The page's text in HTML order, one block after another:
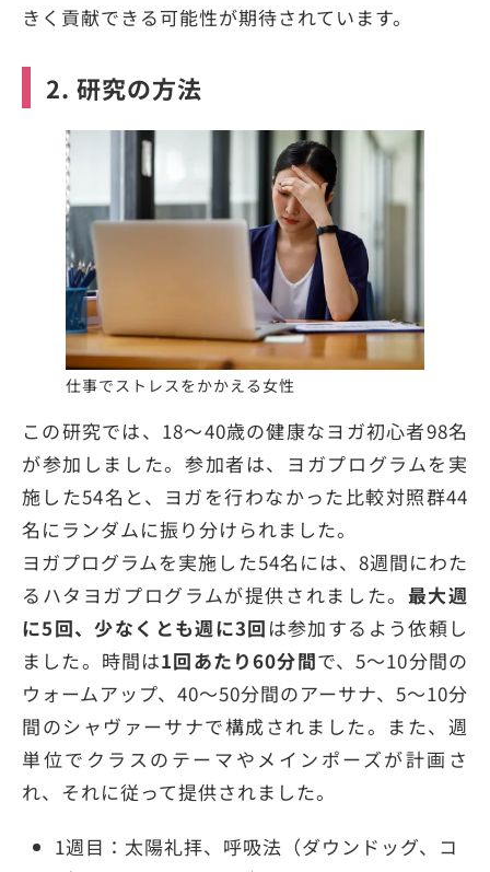
きく貢献できる可能性が期待されています。
2. 研究の方法
仕事でストレスをかかえる女性
この研究では、18～40歳の健康なヨガ初心者98名
が参加しました。参加者は、ヨガプログラムを実
施した54名と、ヨガを行わなかった比較対照群44
名にランダムに振り分けられました。
ヨガプログラムを実施した54名には、8週間にわた
るハタヨガプログラムが提供されました。 最大週
に5回、少なくとも週に3回 は参加するよう依頼し
ました。時間は1回あたり60分間で、5～10分間の
ウォームアップ、40～50分間のアーサナ、5～10分
間のシャヴァーサナで構成されました。また、週
単位でクラスのテーマやメインポーズが計画さ
れ、それに従って提供されました。
1週目：太陽礼拝、呼吸法（ダウンドッグ、コ